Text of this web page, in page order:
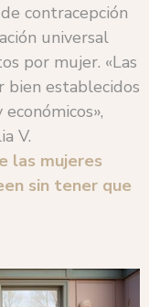
contracepción
universal
por mujer. «Las
bien establecidos
V.
las mujeres
sin tener que